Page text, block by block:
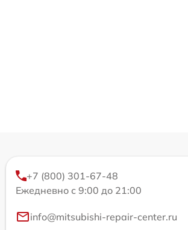
+7 (800) 301-67-48
Ежедневно с 9:00 до 21:00
info@mitsubishi-repair-center.ru